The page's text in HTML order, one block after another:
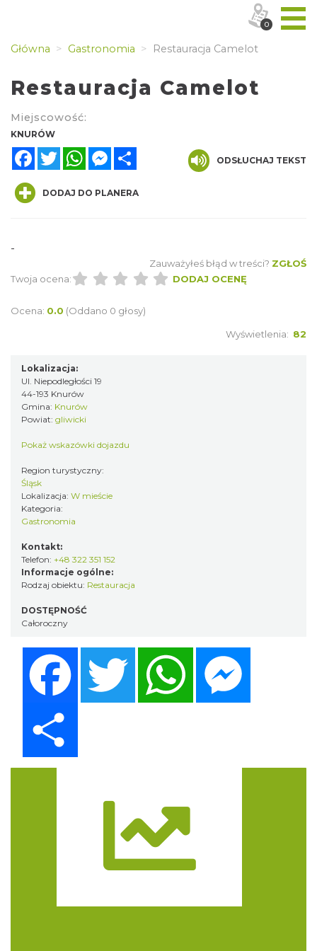
Główna Gastronomia Restauracja Camelot
Restauracja Camelot
Miejscowość:
KNURÓW
FacebookTwitterWhatsAppMessenger
ODSŁUCHAJ TEKST
DODAJ DO PLANERA
-
Zauważyłeś błąd w treści? ZGŁOŚ
Twoja ocena:
DODAJ OCENĘ
Ocena: 0.0 (Oddano 0 głosy)
Wyświetlenia: 82
Lokalizacja:
Ul. Niepodległości 19
44-193 Knurów
Gmina: Knurów
Powiat: gliwicki
Pokaż wskazówki dojazdu
Region turystyczny:
Śląsk
Lokalizacja: W mieście
Kategoria:
Gastronomia
Kontakt:
Telefon: +48 322 351 152
Informacje ogólne:
Rodzaj obiektu: Restauracja
DOSTĘPNOŚĆ
Całoroczny
Twitter WhatsApp
0